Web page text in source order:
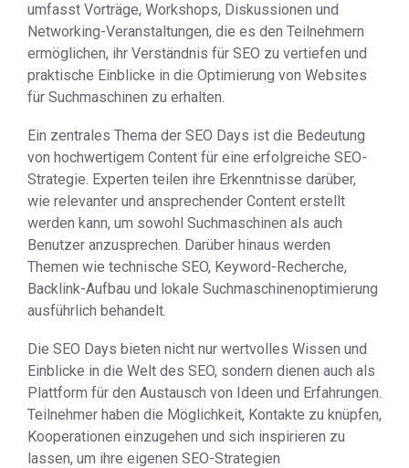
umfasst Vorträge, Workshops, Diskussionen und
Networking-Veranstaltungen, die es den Teilnehmern
ermöglichen, ihr Verständnis für SEO zu vertiefen und
praktische Einblicke in die Optimierung von Websites
für Suchmaschinen zu erhalten.
Ein zentrales Thema der SEO Days ist die Bedeutung
von hochwertigem Content für eine erfolgreiche SEO-
Strategie. Experten teilen ihre Erkenntnisse darüber,
wie relevanter und ansprechender Content erstellt
werden kann, um sowohl Suchmaschinen als auch
Benutzer anzusprechen. Darüber hinaus werden
Themen wie technische SEO, Keyword-Recherche,
Backlink-Aufbau und lokale Suchmaschinenoptimierung
ausführlich behandelt.
Die SEO Days bieten nicht nur wertvolles Wissen und
Einblicke in die Welt des SEO, sondern dienen auch als
Plattform für den Austausch von Ideen und Erfahrungen.
Teilnehmer haben die Möglichkeit, Kontakte zu knüpfen,
Kooperationen einzugehen und sich inspirieren zu
lassen, um ihre eigenen SEO-Strategien